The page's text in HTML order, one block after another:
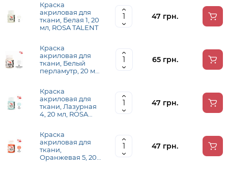
Краска
акриловая для
ткани, Белая 1, 20
мл, ROSA TALENT
47 грн.
Краска
акриловая для
ткани, Белый
перламутр, 20 мл,
65 грн.
Краска
акриловая для
ткани, Лазурная
4, 20 мл, ROSA
47 грн.
Краска
акриловая для
ткани,
Оранжевая 5, 20
47 грн.